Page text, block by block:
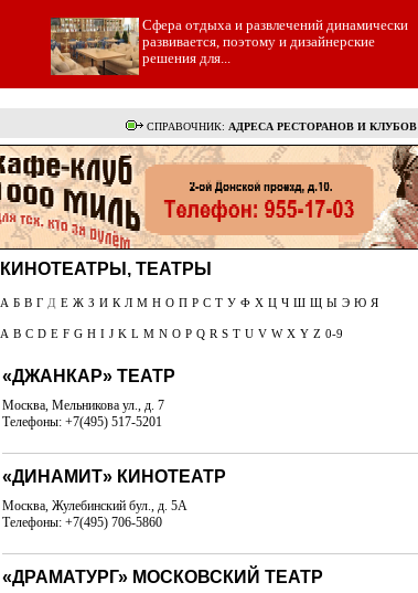
Cфера отдыха и развлечений динамически
развивается, поэтому и дизайнерские
решения для...
СПРАВОЧНИК: АДРЕСА РЕСТОРАНОВ И КЛУБОВ
КИНОТЕАТРЫ, ТЕАТРЫ
А Б В Г Д Е Ж З И К Л М Н О П Р С Т У Ф Х Ц Ч Ш Щ Ы Э Ю Я
A B C D E F G H I J K L M N O P Q R S T U V W X Y Z 0-9
«ДЖАНКАР» ТЕАТР
Москва, Мельникова ул., д. 7
Телефоны: +7(495) 517-5201
«ДИНАМИТ» КИНОТЕАТР
Москва, Жулебинский бул., д. 5А
Телефоны: +7(495) 706-5860
«ДРАМАТУРГ» МОСКОВСКИЙ ТЕАТР